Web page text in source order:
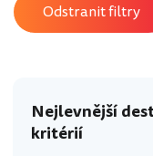
Odstranit filtry
Nejlevnější
kritérií